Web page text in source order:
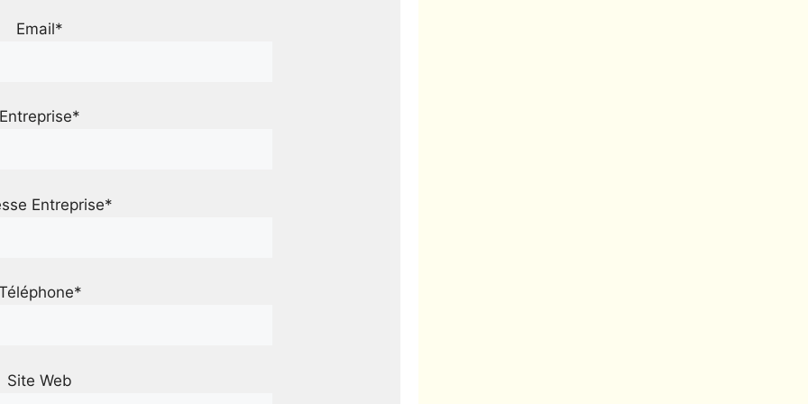
Email*
Entreprise*
Entreprise*
Site Web